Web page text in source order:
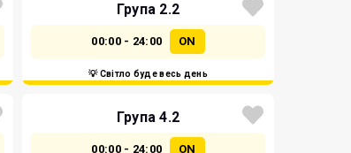
Група 2.2
00:00 - 24:00 ON
💡 Світло буде весь день
Група 4.2
00:00 - 24:00 ON